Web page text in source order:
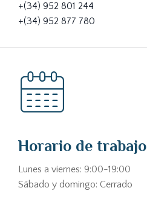
+(34) 952 801 244
+(34) 952 877 780
Horario de trabajo
Lunes a viernes: 9:00-19:00
Sábado y domingo: Cerrado